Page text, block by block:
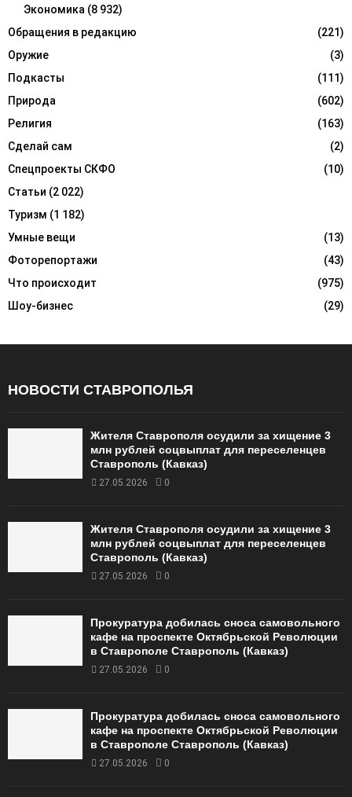
Экономика (8 932)
Обращения в редакцию
(221)
Оружие
(3)
Подкасты
(111)
Природа
(602)
Религия
(163)
Сделай сам
(2)
Спецпроекты СКФО
(10)
Статьи (2 022)
Туризм (1 182)
Умные вещи
(13)
Фоторепортажи
(43)
Что происходит
(975)
Шоу-бизнес
(29)
НОВОСТИ СТАВРОПОЛЬЯ
Жителя Ставрополя осудили за хищение 3
млн рублей соцвыплат для переселенцев
Ставрополь (Кавказ)
27.05.2026 0
Жителя Ставрополя осудили за хищение 3
млн рублей соцвыплат для переселенцев
Ставрополь (Кавказ)
27.05.2026 0
Прокуратура добилась сноса самовольного
кафе на проспекте Октябрьской Революции
в Ставрополе Ставрополь (Кавказ)
27.05.2026 0
Прокуратура добилась сноса самовольного
кафе на проспекте Октябрьской Революции
в Ставрополе Ставрополь (Кавказ)
27.05.2026 0